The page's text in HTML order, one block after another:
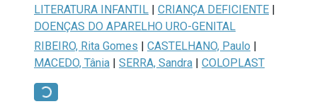
LITERATURA INFANTIL | CRIANÇA DEFICIENTE |
DOENÇAS DO APARELHO URO-GENITAL
RIBEIRO, Rita Gomes | CASTELHANO, Paulo |
MACEDO, Tânia | SERRA, Sandra | COLOPLAST